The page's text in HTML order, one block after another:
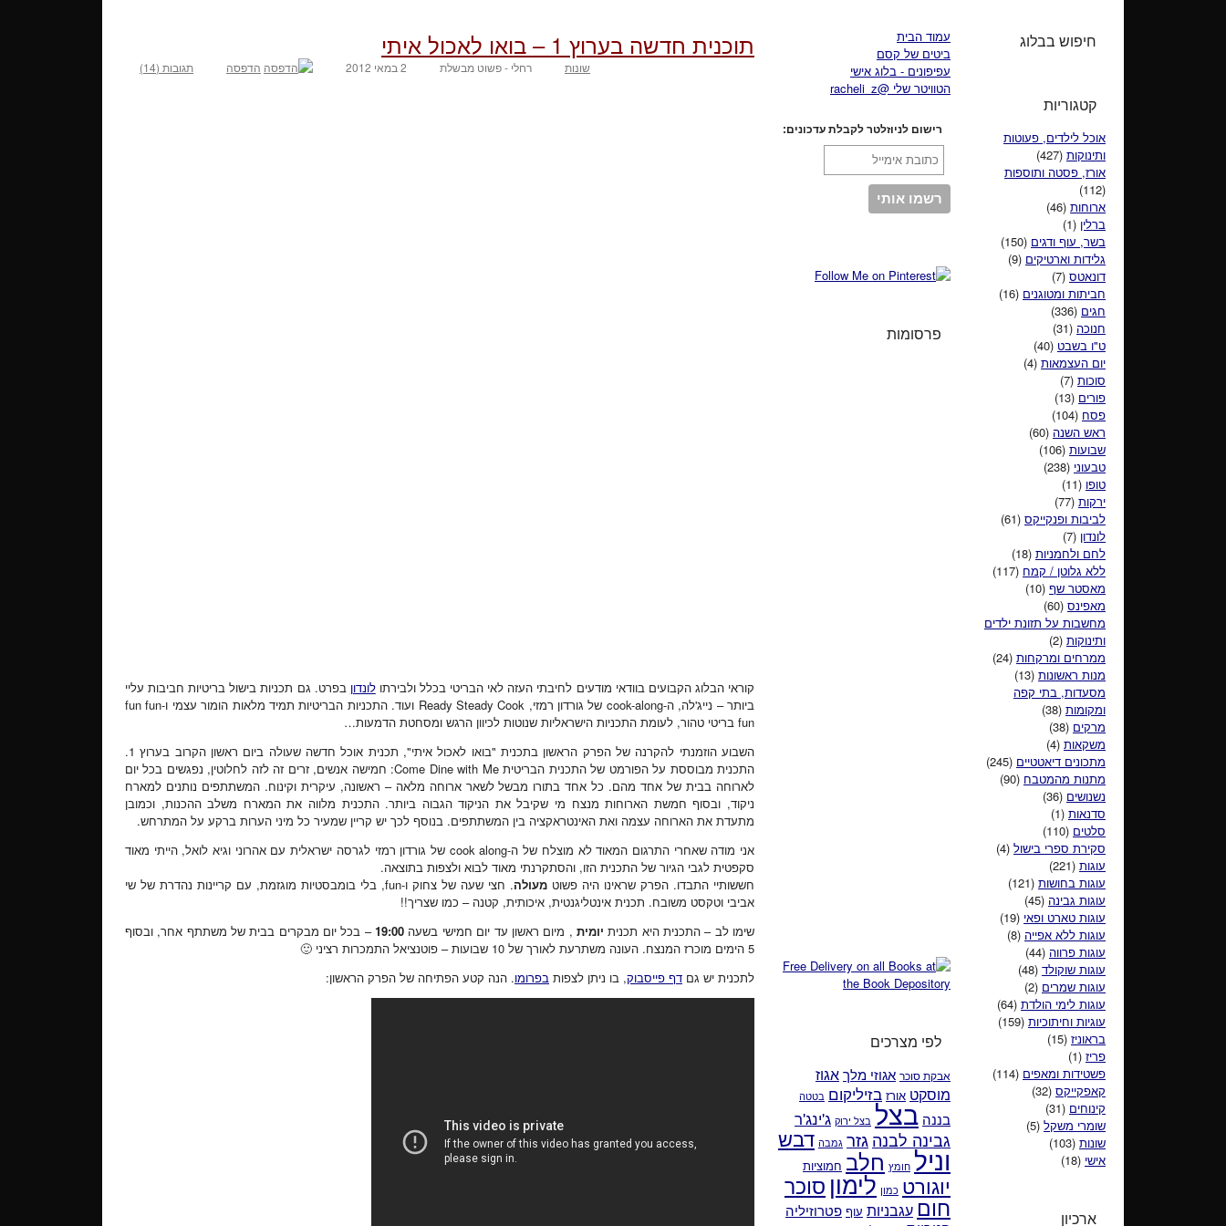
תוכנית חדשה בערוץ 1 – בואו לאכול איתי
תגובות (14) הדפסה 2 במאי 2012 רחלי - פשוט מבשלת שונות
קוראי הבלוג הקבועים בוודאי מודעים לחיבתי העזה לאי הבריטי בכלל ולבירתולונדון בפרט. גם תכניות בישול בריטיות חביבות עליי
ביותר – נייג'לה, ה-cook-along של גורדון רמזי, Ready Steady Cook ועוד. התכניות הבריטיות תמיד מלאות הומור עצמי ו-fun fun
fun בריטי טהור, לעומת התכניות הישראליות שנוטות לכיוון הרגש ומסחטת הדמעות…
השבוע הוזמנתי להקרנה של הפרק הראשון בתכנית "בואו לאכול איתי", תכנית אוכל חדשה שעולה ביום ראשון הקרוב בערוץ 1.
התכנית מבוססת על הפורמט של התכנית הבריטית Come Dine with Me: חמישה אנשים, זרים זה לזה לחלוטין, נפגשים בכל יום
לארוחה בבית של אחד מהם. כל אחד בתורו מבשל לשאר ארוחה מלאה – ראשונה, עיקרית וקינוח. המשתתפים נותנים למארח
ניקוד, ובסוף חמשת הארוחות מנצח מי שקיבל את הניקוד הגבוה ביותר. התכנית מלווה את המארח משלב ההכנות, וכמובן
מתעדת את הארוחה עצמה ואת האינטראקציה בין המשתתפים. בנוסף לכך יש קריין שמעיר כל מיני הערות ברקע על המתרחש.
אני מודה שאחרי התרגום המאוד לא מוצלח של ה-cook along של גורדון רמזי לגרסה ישראלית עם אהרוני וגיא לואל, הייתי מאוד
סקפטית לגבי הגיור של התכנית הזו, והסתקרנתי מאוד לבוא ולצפות בתוצאה.
חששותיי התבדו. הפרק שראינו היה פשוט מעולה
. חצי שעה של צחוק ו-fun, בלי בומבסטיות מוגזמת, עם קריינות נהדרת של שי
אביבי וטקסט משובח. תכנית אינטליגנטית, איכותית, קטנה – כמו שצריך!!
שימו לב – התכנית היא תכנית יומית , מיום ראשון עד יום חמישי בשעה 19:00– בכל יום מבקרים בבית של משתתף אחר, ובסוף
5 הימים מוכרז המנצח. העונה משתרעת לאורך של 10 שבועות – פוטנציאל התמכרות רציני 🙂
לתכנית יש גם דף פייסבוק, בו ניתן לצפות בפרומו. הנה קטע הפתיחה של הפרק הראשון:
עמוד הבית
ביטים של קסם
עפיפונים - בלוג אישי
הטוויטר שלי @racheli_z
רישום לניוזלטר לקבלת עדכונים:
פרסומות
לפי מצרכים
אבקת סוכר אגוזי מלךאגוז
מוסקט אורז בזיליקום בטטה
בננה בצל בצל ירוק ג'ינג'ר
גבינה לבנהגזר גמבה דבש
וניל חומץ חלב חמוציות
יוגורט כמון לימוןסוכר
חוםעגבניות עוף פטרוזיליה
חיפוש בבלוג
קטגוריות
אוכל לילדים, פעוטות
ותינוקות (427)
אורז, פסטה ותוספות
(112)
ארוחות (46)
ברלין (1)
בשר, עוף ודגים (150)
גלידות וארטיקים (9)
דונאטס (7)
חביתות ומטוגנים (16)
חגים (336)
חנוכה (31)
ט"ו בשבט (40)
יום העצמאות (4)
סוכות (7)
פורים (13)
פסח (104)
ראש השנה (60)
שבועות (106)
טבעוני (238)
טופו (11)
ירקות (77)
לביבות ופנקייקס (61)
לונדון (7)
לחם ולחמניות (18)
ללא גלוטן / קמח (117)
מאסטר שף (10)
מאפינס (60)
מחשבות על תזונת ילדים
ותינוקות (2)
ממרחים ומרקחות (24)
מנות ראשונות (13)
מסעדות, בתי קפה
ומקומות (38)
מרקים (38)
משקאות (4)
מתכונים דיאטטיים (245)
מתנות מהמטבח (90)
נשנושים (36)
סדנאות (1)
סלטים (110)
סקירת ספרי בישול (4)
עוגות (221)
עוגות בחושות (121)
עוגות גבינה (45)
עוגות טארט ופאי (19)
עוגות ללא אפייה (8)
עוגות פרווה (44)
עוגות שוקולד (48)
עוגות שמרים (2)
עוגות לימי הולדת (64)
עוגיות וחיתוכיות (159)
בראוניז (15)
פריז (1)
פשטידות ומאפים (114)
קאפקייקס (32)
קינוחים (31)
שומרי משקל (5)
שונות (103)
אישי (18)
ארכיון